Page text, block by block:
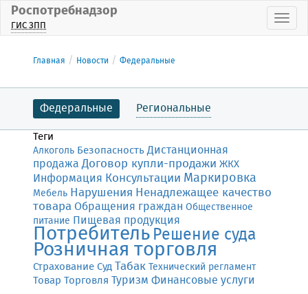
Роспотребнадзор
ГИС ЗПП
Главная Новости Федеральные
Федеральные Региональные
Теги
Алкоголь БезопасностьДистанционная
продажа Договор купли-продажи ЖКХ
Информация Консультации Маркировка
Мебель Нарушения Ненадлежащее качество
товара Обращения граждан Общественное
питание Пищевая продукция
ПотребительРешение суда
Розничная торговля
СтрахованиеСудТабакТехнический регламент
Товар Торговля Туризм Финансовые услуги